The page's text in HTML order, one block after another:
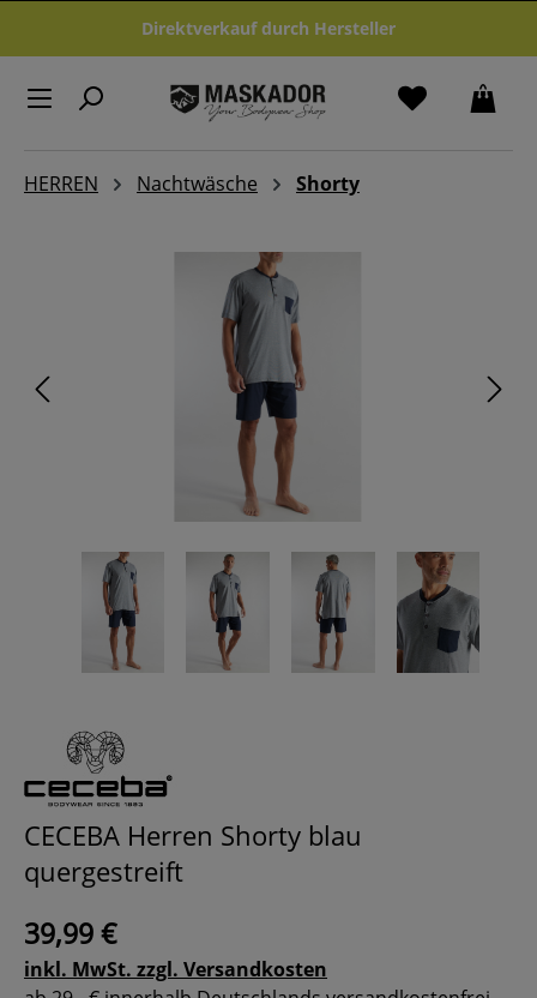
Zum Hauptinhalt springenDirektverkauf durch Hersteller
HERREN Nachtwäsche Shorty
CECEBA Herren Shorty blau
quergestreift
39,99 €
inkl. MwSt. zzgl. Versandkosten